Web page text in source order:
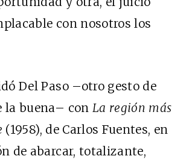
con nosotros los
Del Paso –otro gesto de
la buena– con La región más
(1958), de Carlos Fuentes, en
de abarcar, totalizante,